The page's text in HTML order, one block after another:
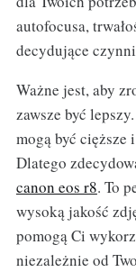
autofocusa,
decydujące
Ważne jest, aby
zawsze być
mogą być cięższe
Dlatego
canon eos r8. To
wysoką jakość
pomogą Ci
niezależnie od